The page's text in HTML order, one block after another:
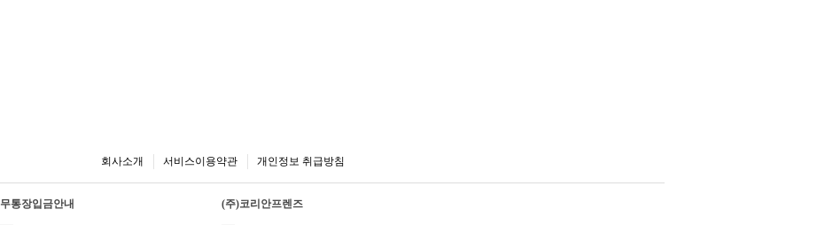
회사소개 서비스이용약관 개인정보 취급방침
무통장입금안내 (주)코리안프렌즈